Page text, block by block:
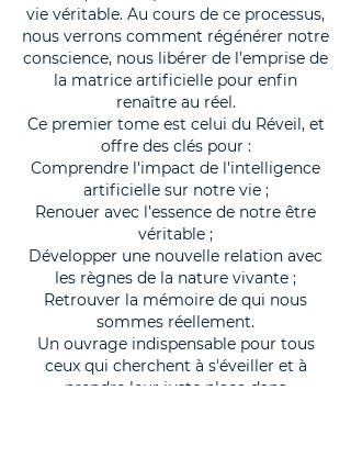
vie véritable. Au cours de ce processus,
nous verrons comment régénérer notre
conscience, nous libérer de l’emprise de
la matrice artificielle pour enfin
renaître au réel.
Ce premier tome est celui du Réveil, et
offre des clés pour :
Comprendre l'impact de l'intelligence
artificielle sur notre vie ;
Renouer avec l’essence de notre être
véritable ;
Développer une nouvelle relation avec
les règnes de la nature vivante ;
Retrouver la mémoire de qui nous
sommes réellement.
Un ouvrage indispensable pour tous
ceux qui cherchent à s'éveiller et à
prendre leur juste place dans